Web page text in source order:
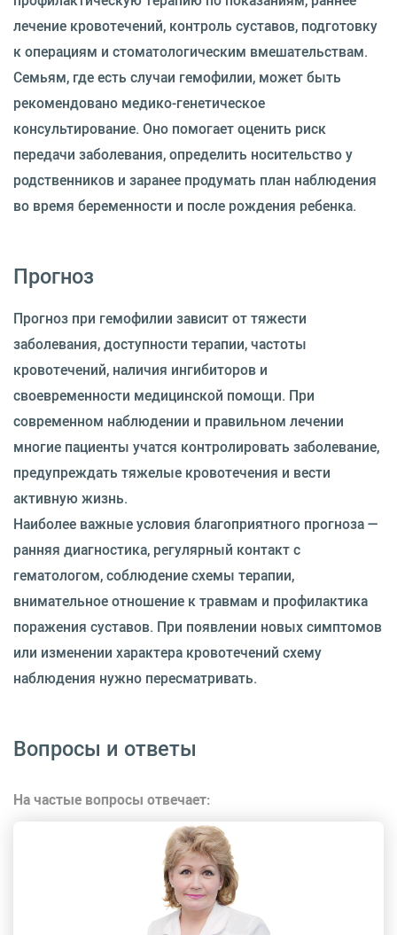
лечение кровотечений, контроль суставов, подготовку
к операциям и стоматологическим вмешательствам.
Семьям, где есть случаи гемофилии, может быть
рекомендовано медико-генетическое
консультирование. Оно помогает оценить риск
передачи заболевания, определить носительство у
родственников и заранее продумать план наблюдения
во время беременности и после рождения ребенка.
Прогноз
Прогноз при гемофилии зависит от тяжести
заболевания, доступности терапии, частоты
кровотечений, наличия ингибиторов и
своевременности медицинской помощи. При
современном наблюдении и правильном лечении
многие пациенты учатся контролировать заболевание,
предупреждать тяжелые кровотечения и вести
активную жизнь.
Наиболее важные условия благоприятного прогноза —
ранняя диагностика, регулярный контакт с
гематологом, соблюдение схемы терапии,
внимательное отношение к травмам и профилактика
поражения суставов. При появлении новых симптомов
или изменении характера кровотечений схему
наблюдения нужно пересматривать.
Вопросы и ответы
На частые вопросы отвечает: